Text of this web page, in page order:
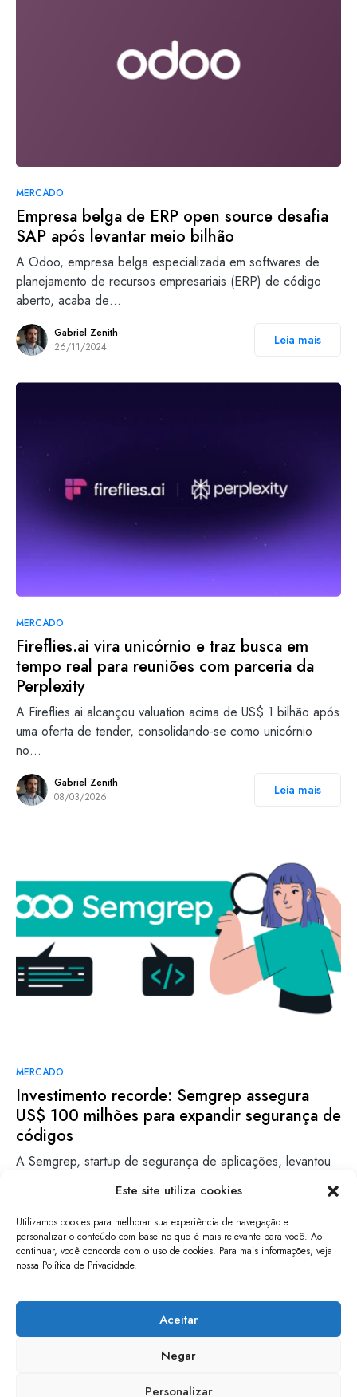
Este site utiliza cookies
Utilizamos cookies para melhorar sua experiência de navegação e
personalizar o conteúdo com base no que é mais relevante para você. Ao
continuar, você concorda com o uso de cookies. Para mais informações, veja
nossa Política de Privacidade.
Aceitar
Negar
Personalizar
MERCADO
Empresa belga de ERP open source desafia
SAP após levantar meio bilhão
A Odoo, empresa belga especializada em softwares de
planejamento de recursos empresariais (ERP) de código
aberto, acaba de…
Gabriel Zenith
26/11/2024
Leia mais
MERCADO
Fireflies.ai vira unicórnio e traz busca em
tempo real para reuniões com parceria da
Perplexity
A Fireflies.ai alcançou valuation acima de US$ 1 bilhão após
uma oferta de tender, consolidando-se como unicórnio
no…
Gabriel Zenith
08/03/2026
Leia mais
MERCADO
Investimento recorde: Semgrep assegura
US$ 100 milhões para expandir segurança de
códigos
A Semgrep, startup de segurança de aplicações, levantou
US$ 100 milhões em uma rodada Série D liderada pela…
05/02/2025
Leia mais
papo de software